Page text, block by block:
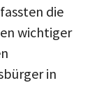
die
wichtiger
in